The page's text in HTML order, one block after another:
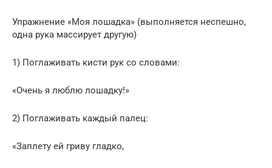
Упражнение «Моя лошадка» (выполняется неспешно,
одна рука массирует другую)
1) Поглаживать кисти рук со словами:
«Очень я люблю лошадку!»
2) Поглаживать каждый палец:
«Заплету ей гриву гладко,